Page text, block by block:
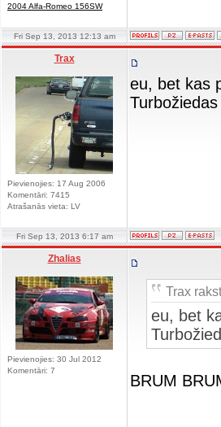
2004 Alfa-Romeo 156SW
Fri Sep 13, 2013 12:13 am
Trax
Pievienojies: 17 Aug 2006
Komentāri: 7415
Atrašanās vieta: LV
eu, bet kas
Turbožiedas
Fri Sep 13, 2013 6:17 am
Zhalias
Pievienojies: 30 Jul 2012
Komentāri: 7
Trax
eu, bet
BRUM